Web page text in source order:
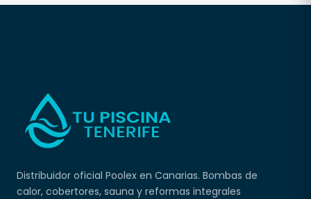
Distribuidor oficial Poolex en Canarias. Bombas de
calor, cobertores, sauna y reformas integrales